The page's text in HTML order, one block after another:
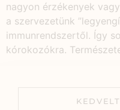
nagyon érzékenyek
a szervezetünk
immunrendszertől. Így
kórokozókra.